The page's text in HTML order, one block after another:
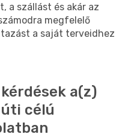
a szállást és akár az
megfelelő
a saját terveidhez
a(z)
célú